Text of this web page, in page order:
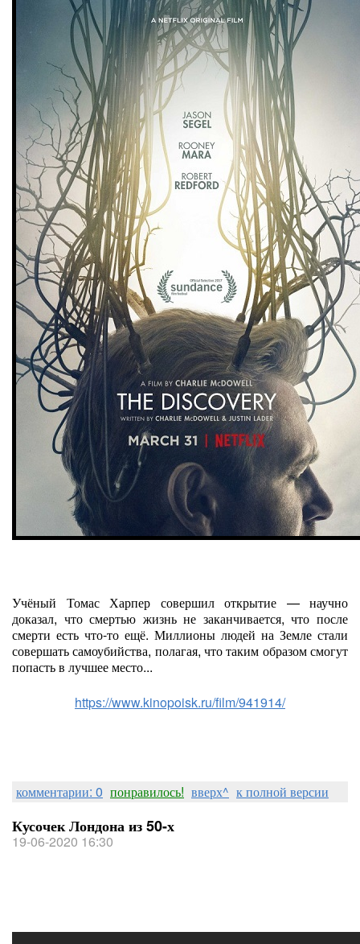
Учёный Томас Харпер совершил открытие — научно
доказал, что смертью жизнь не заканчивается, что после
смерти есть что-то ещё. Миллионы людей на Земле стали
совершать самоубийства, полагая, что таким образом смогут
попасть в лучшее место...
https://www.kinopoisk.ru/film/941914/
комментарии: 0 понравилось! вверх^ к полной версии
Кусочек Лондона из 50-х
19-06-2020 16:30